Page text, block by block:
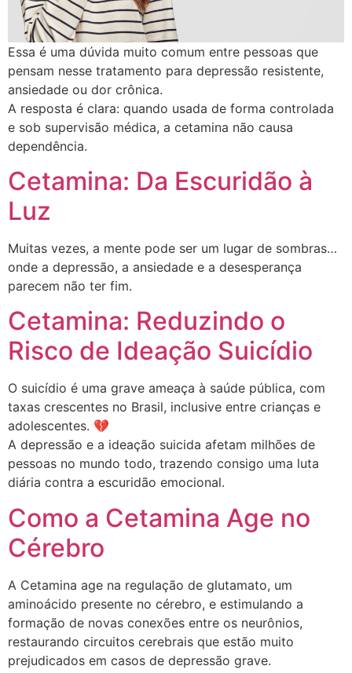
Essa é uma dúvida muito comum entre pessoas que
pensam nesse tratamento para depressão resistente,
ansiedade ou dor crônica.
A resposta é clara: quando usada de forma controlada
e sob supervisão médica, a cetamina não causa
dependência.
Cetamina: Da Escuridão à
Luz
Muitas vezes, a mente pode ser um lugar de sombras…
onde a depressão, a ansiedade e a desesperança
parecem não ter fim.
Cetamina: Reduzindo o
Risco de Ideação Suicídio
O suicídio é uma grave ameaça à saúde pública, com
taxas crescentes no Brasil, inclusive entre crianças e
adolescentes. 💔
A depressão e a ideação suicida afetam milhões de
pessoas no mundo todo, trazendo consigo uma luta
diária contra a escuridão emocional.
Como a Cetamina Age no
Cérebro
​A Cetamina age na regulação de glutamato, um
aminoácido presente no cérebro, e estimulando a
formação de novas conexões entre os neurônios,
restaurando circuitos cerebrais que estão muito
prejudicados em casos de depressão grave.